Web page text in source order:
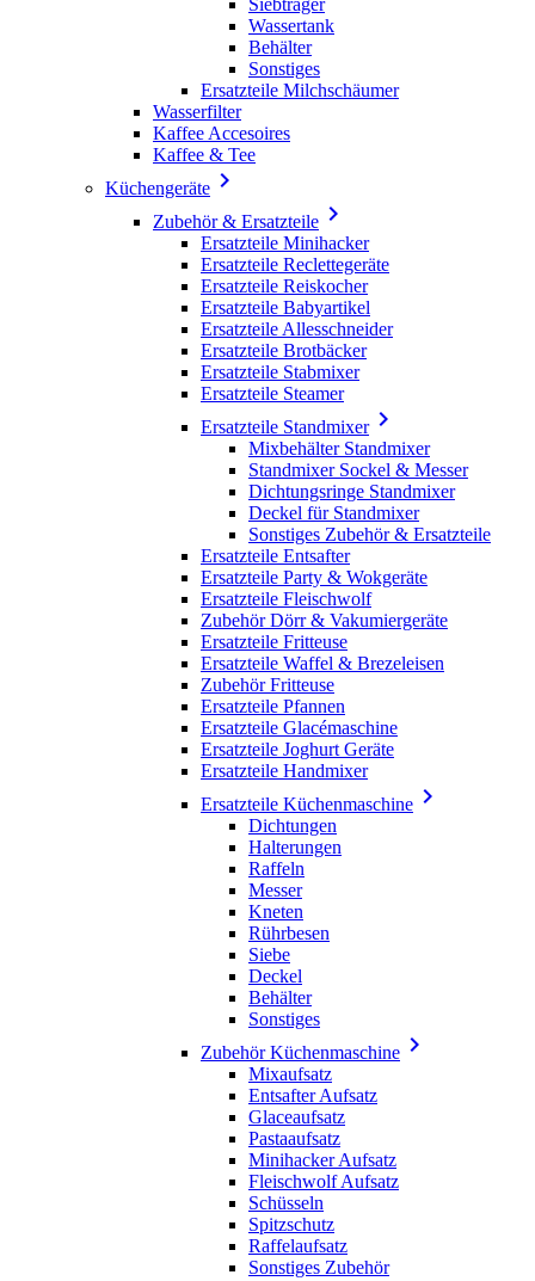
Wassertank
Behälter
Sonstiges
Ersatzteile Milchschäumer
Wasserfilter
Kaffee Accesoires
Kaffee & Tee
Küchengeräte 
Zubehör & Ersatzteile 
Ersatzteile Minihacker
Ersatzteile Reclettegeräte
Ersatzteile Reiskocher
Ersatzteile Babyartikel
Ersatzteile Allesschneider
Ersatzteile Brotbäcker
Ersatzteile Stabmixer
Ersatzteile Steamer
Ersatzteile Standmixer
Mixbehälter Standmixer
Standmixer Sockel & Messer
Dichtungsringe Standmixer
Deckel für Standmixer
Sonstiges Zubehör & Ersatzteile
Ersatzteile Entsafter
Ersatzteile Party & Wokgeräte
Ersatzteile Fleischwolf
Zubehör Dörr & Vakumiergeräte
Ersatzteile Fritteuse
Ersatzteile Waffel & Brezeleisen
Zubehör Fritteuse
Ersatzteile Pfannen
Ersatzteile Glacémaschine
Ersatzteile Joghurt Geräte
Ersatzteile Handmixer
Ersatzteile Küchenmaschine 
Dichtungen
Halterungen
Raffeln
Messer
Kneten
Rührbesen
Siebe
Deckel
Behälter
Sonstiges
Zubehör Küchenmaschine 
Mixaufsatz
Entsafter Aufsatz
Glaceaufsatz
Pastaaufsatz
Minihacker Aufsatz
Fleischwolf Aufsatz
Schüsseln
Spitzschutz
Raffelaufsatz
Sonstiges Zubehör